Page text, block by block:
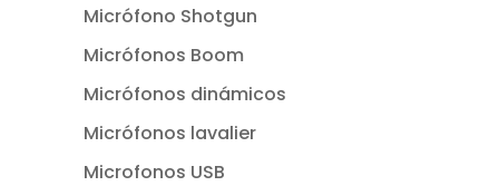
Micrófono Shotgun
Micrófonos Boom
Micrófonos dinámicos
Micrófonos lavalier
Microfonos USB